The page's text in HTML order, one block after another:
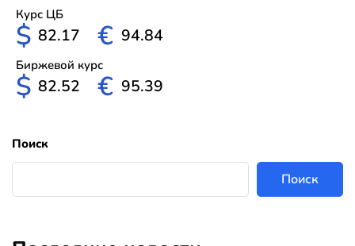
Курс ЦБ
$ 82.17 € 94.84
Биржевой курс
$ 82.52 € 95.39
Поиск
Поиск